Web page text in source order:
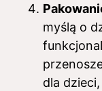
myślą o
dla